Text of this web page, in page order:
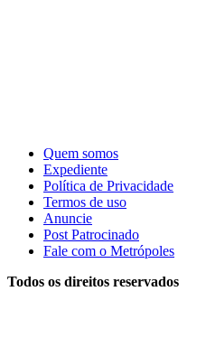
Quem somos
Expediente
Política de Privacidade
Termos de uso
Anuncie
Post Patrocinado
Fale com o Metrópoles
Todos os direitos reservados